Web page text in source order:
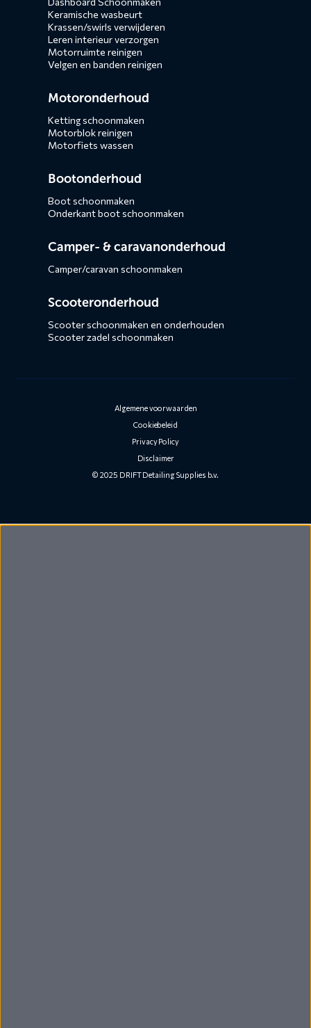
Keramische wasbeurt
Krassen/swirls verwijderen
Leren interieur verzorgen
Motorruimte reinigen
Velgen en banden reinigen
Motoronderhoud
Ketting schoonmaken
Motorblok reinigen
Motorfiets wassen
Bootonderhoud
Boot schoonmaken
Onderkant boot schoonmaken
Camper- & caravanonderhoud
Camper/caravan schoonmaken
Scooteronderhoud
Scooter schoonmaken en onderhouden
Scooter zadel schoonmaken
Algemene voorwaarden
Cookiebeleid
Privacy Policy
Disclaimer
© 2025 DRIFT Detailing Supplies b.v.